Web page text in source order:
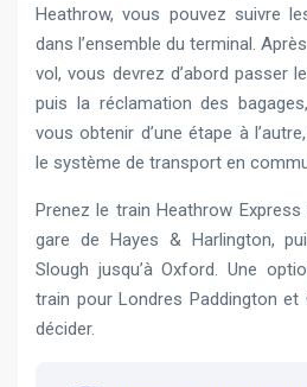
Heathrow, vous pouvez suivre
dans l’ensemble du terminal.
vol, vous devrez d’abord passer
puis la réclamation des
vous obtenir d’une étape à
le système de transport en
Prenez le train Heathrow Express
gare de Hayes & Harlington,
Slough jusqu’à Oxford. Une
train pour Londres Paddington et
décider.